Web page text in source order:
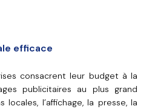
efficace
consacrent leur budget à la
publicitaires au plus grand
l’affichage, la presse, la